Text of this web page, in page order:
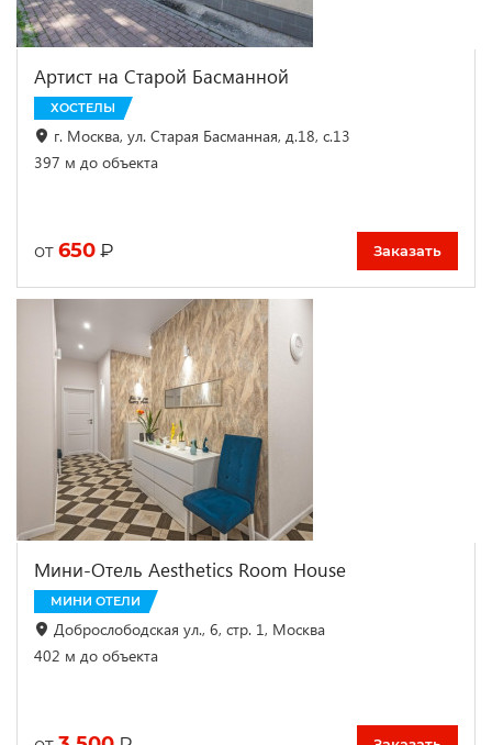
Артист на Старой Басманной
ХОСТЕЛЫ
г. Москва, ул. Старая Басманная, д.18, с.13
397 м до объекта
от 650 ₽ Заказать
Мини-Отель Aesthetics Room House
МИНИ ОТЕЛИ
Доброслободская ул., 6, стр. 1, Москва
402 м до объекта